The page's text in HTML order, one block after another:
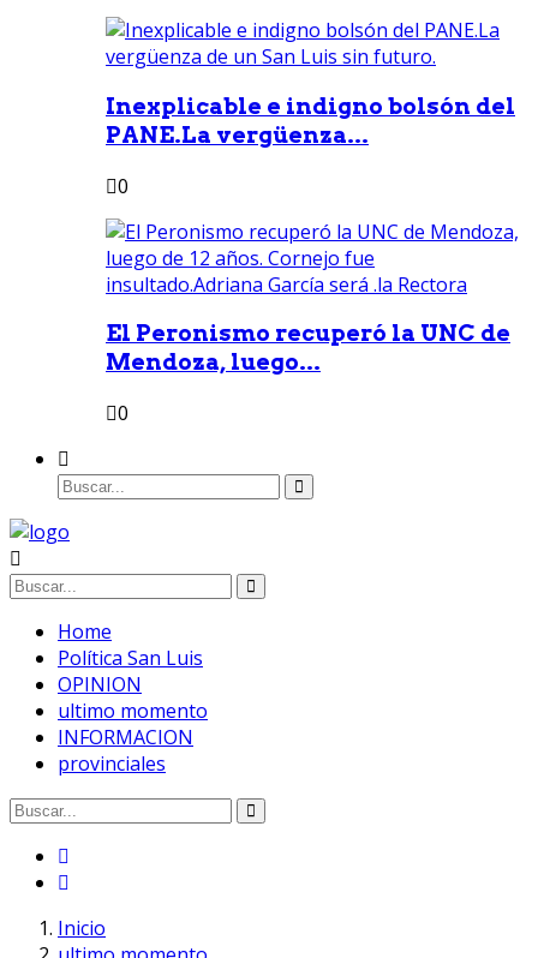
Inexplicable e indigno bolsón del
PANE.La vergüenza...
0
El Peronismo recuperó la UNC de
Mendoza, luego...
0
Home
Política San Luis
OPINION
ultimo momento
INFORMACION
provinciales
Inicio